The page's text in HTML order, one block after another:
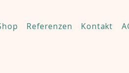
Referenzen Kontakt